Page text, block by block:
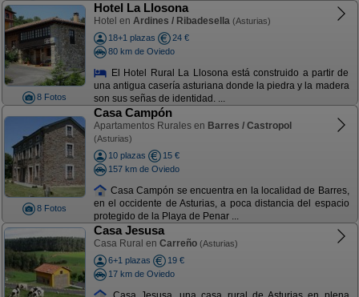
8 Fotos
Hotel La Llosona
Hotel en Ardines / Ribadesella (Asturias)
18+1 plazas
24 €
80 km de Oviedo
El Hotel Rural La Llosona está construido a partir de
una antigua casería asturiana donde la piedra y la madera
son sus señas de identidad. ...
8 Fotos
Casa Campón
Apartamentos Rurales en Barres / Castropol
(Asturias)
10 plazas
15 €
157 km de Oviedo
Casa Campón se encuentra en la localidad de Barres,
en el occidente de Asturias, a poca distancia del espacio
protegido de la Playa de Penar ...
Casa Jesusa
Casa Rural en Carreño (Asturias)
6+1 plazas
19 €
17 km de Oviedo